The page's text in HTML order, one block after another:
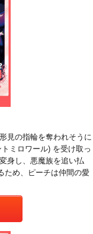
見の指輪を奪われそうに
ミロワール) を受け取っ
身し、悪魔族を追い払
ため、ピーチは仲間の愛